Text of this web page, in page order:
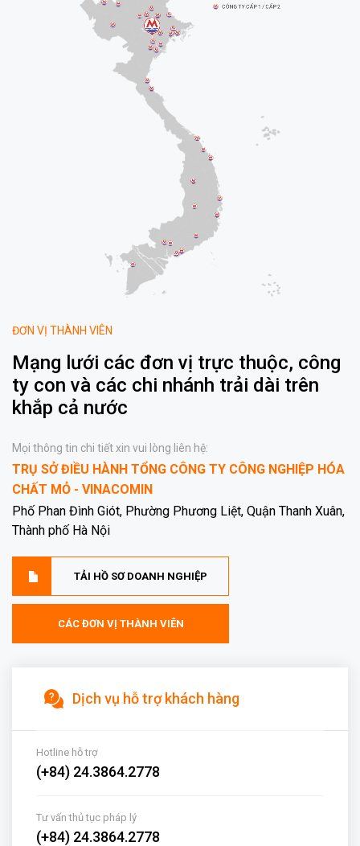
ĐƠN VỊ THÀNH VIÊN
Mạng lưới các đơn vị trực thuộc, công
ty con và các chi nhánh trải dài trên
khắp cả nước
Mọi thông tin chi tiết xin vui lòng liên hệ:
TRỤ SỞ ĐIỀU HÀNH TỔNG CÔNG TY CÔNG NGHIỆP HÓA
CHẤT MỎ - VINACOMIN
Phố Phan Đình Giót, Phường Phương Liệt, Quận Thanh Xuân,
Thành phố Hà Nội
TẢI HỒ SƠ DOANH NGHIỆP
CÁC ĐƠN VỊ THÀNH VIÊN
Dịch vụ hỗ trợ khách hàng
Hotline hỗ trợ
(+84) 24.3864.2778
Tư vấn thủ tục pháp lý
(+84) 24.3864.2778